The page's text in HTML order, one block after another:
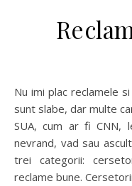
Nu imi plac reclamele si credeam ca doar cele din Romania
sunt slabe, dar multe
SUA, cum ar fi CNN,
nevrand, vad sau
trei categorii:
reclame bune.